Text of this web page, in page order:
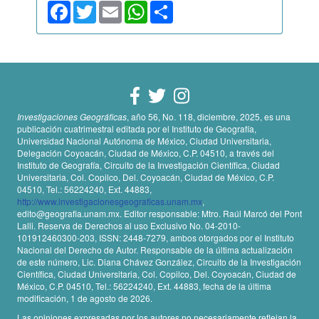
Facebook
TwitterEmail WhatsApp
Investigaciones Geográficas, año 56, No. 118, diciembre, 2025, es una
publicación cuatrimestral editada por el Instituto de Geografía,
Universidad Nacional Autónoma de México, Ciudad Universitaria,
Delegación Coyoacán, Ciudad de México, C.P. 04510, a través del
Instituto de Geografía, Circuito de la Investigación Científica, Ciudad
Universitaria, Col. Copilco, Del. Coyoacán, Ciudad de México, C.P.
04510, Tel.: 56224240, Ext. 44883,
http://www.investigacionesgeograficas.unam.mx,
edito@geografia.unam.mx. Editor responsable: Mtro. Raúl Marcó del Pont
Lalli. Reserva de Derechos al uso Exclusivo No. 04-2010-
101912460300-203, ISSN: 2448-7279, ambos otorgados por el Instituto
Nacional del Derecho de Autor. Responsable de la última actualización
de este número, Lic. Diana Chávez González, Circuito de la Investigación
Científica, Ciudad Universitaria, Col. Copilco, Del. Coyoacán, Ciudad de
México, C.P. 04510, Tel.: 56224240, Ext. 44883, fecha de la última
modificación, 1 de agosto de 2026.